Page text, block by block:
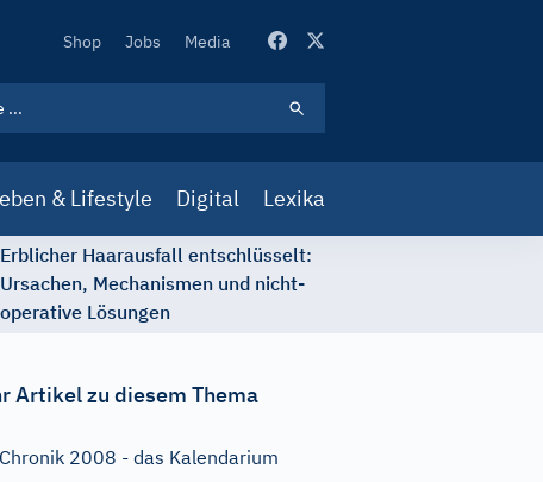
Secondary
Shop Jobs Media
& Lifestyle Digital Lexika
Erblicher Haarausfall entschlüsselt:
Ursachen, Mechanismen und nicht-
operative Lösungen
Artikel zu diesem Thema
Chronik 2008 - das Kalendarium